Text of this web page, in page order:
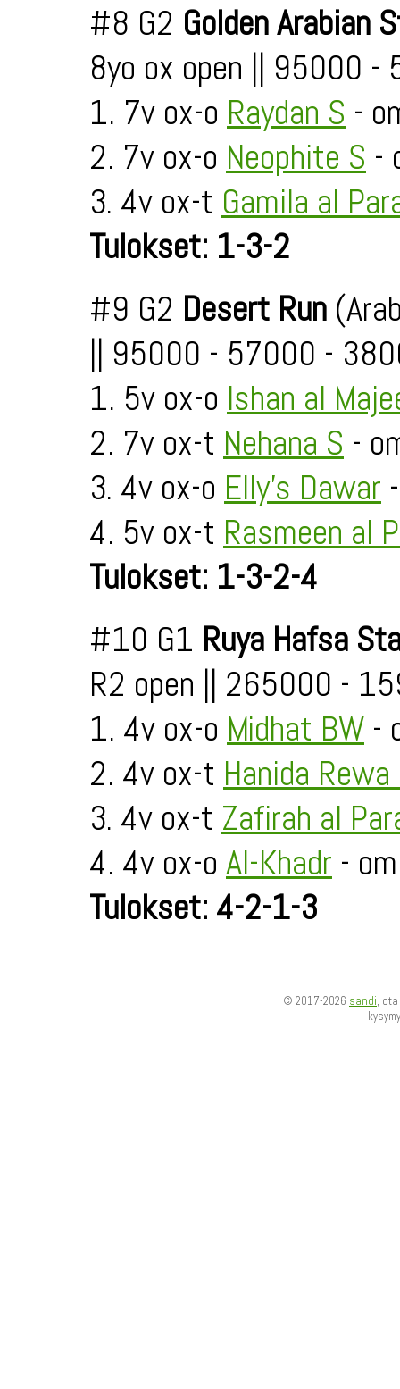
#8 G2 Golden Arabian
8yo ox open || 95000
1. 7v ox-o Raydan S -
2. 7v ox-o Neophite S -
3. 4v ox-t Gamila al
Tulokset: 1-3-2
#9 G2 Desert Run
|| 95000 - 57000 -
1. 5v ox-o Ishan al
2. 7v ox-t Nehana S -
3. 4v ox-o Elly's Dawar
4. 5v ox-t Rasmeen al
Tulokset: 1-3-2-4
#10 G1 Ruya Hafsa
R2 open || 265000 -
1. 4v ox-o Midhat BW -
2. 4v ox-t Hanida
3. 4v ox-t Zafirah al
4. 4v ox-o Al-Khadr -
Tulokset: 4-2-1-3
© 2017-2026 sandi,